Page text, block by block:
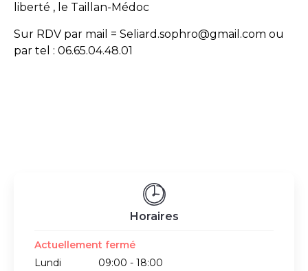
liberté , le Taillan-Médoc
Sur RDV par mail = Seliard.sophro@gmail.com ou
par tel : 06.65.04.48.01
Horaires
Actuellement fermé
Lundi
09:00 - 18:00